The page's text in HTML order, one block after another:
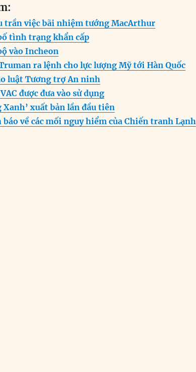
e
g
r
a
m
n
t
a
re
trần việc bãi nhiệm tướng MacArthur
tình trạng khẩn cấp
vào Incheon
ra lệnh cho lực lượng Mỹ tới Hàn Quốc
luật Tương trợ An ninh
được đưa vào sử dụng
Xanh’ xuất bản lần đầu tiên
về các mối nguy hiểm của Chiến tranh Lạnh